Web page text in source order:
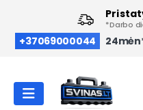
+37069000044
*Darbo